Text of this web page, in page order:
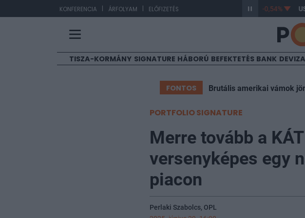
KONFERENCIA | ÁRFOLYAM | ELŐFIZETÉS 363,45 -0,54%
TISZA-KORMÁNY SIGNATURE HÁBORÚ BEFEKTETÉS BANK DEVIZA
FONTOS Brutális amerikai vámok
PORTFOLIO SIGNATURE
Merre tovább a
versenyképes egy
piacon
Perlaki Szabolcs, OPL